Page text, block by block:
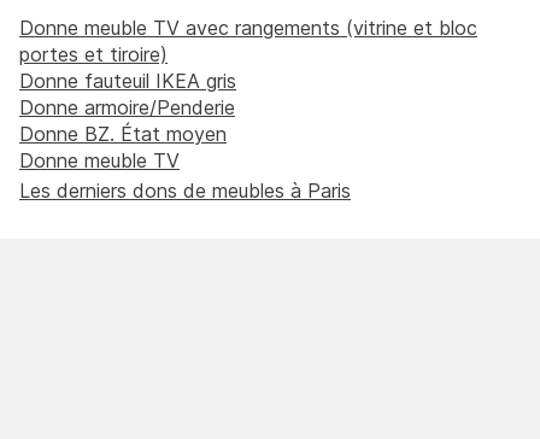
Donne meuble TV avec rangements (vitrine et bloc
portes et tiroire)
Donne fauteuil IKEA gris
Donne armoire/Penderie
Donne BZ. État moyen
Donne meuble TV
Les derniers dons de meubles à Paris